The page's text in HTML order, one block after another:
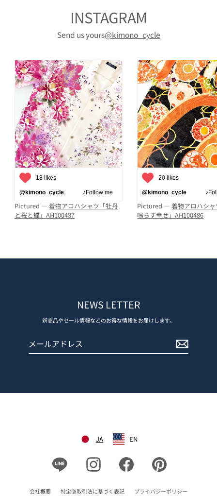
INSTAGRAM
Send us yours@kimono_cycle
18 likes
@kimono_cycle ♪Follow me
Pictured — 着物アロハシャツ「牡丹
と桜と蝶」AH100487
20 likes
@kimono_cycle
Pictured —着物アロハシ
鳴らす幸せ」AH100486
NEWS LETTER
新商品やセール情報などのお得な情報をお届けします。
JA EN
Instagram Facebook
会社概要 特定商取引法に基づく表記 プライバシーポリシー